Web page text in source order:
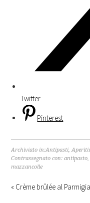
Twitter
Pinterest
Archiviato in:Antipasti,
Contrassegnato con:antipasto
mazzancolle
« Crème brûlée al